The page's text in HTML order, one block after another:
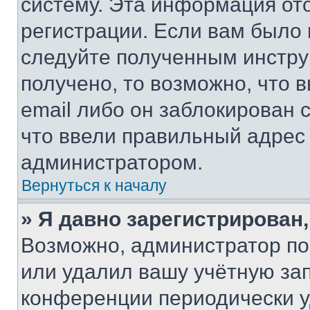
регистрации. Если вам
следуйте полученным
получено, то возможно, что
email либо он
что ввели правильный адрес
администратором.
Вернуться к началу
» Я давно
Возможно, администратор
или удалил вашу учётную
конференции периодически